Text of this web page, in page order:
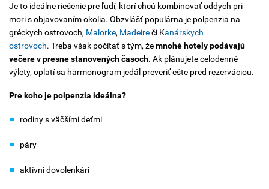
Je to ideálne riešenie pre ľudí, ktorí chcú kombinovať oddych pri
mori s objavovaním okolia. Obzvlášť populárna je polpenzia na
gréckych ostrovoch, Malorke, Madeireči Kanárskych
ostrovoch. Treba však počítať s tým, žemnohé hotely podávajú
večere v presne stanovených časoch. Ak plánujete celodenné
výlety, oplatí sa harmonogram jedál preveriť ešte pred rezerváciou.
Pre koho je polpenzia ideálna?
rodiny s väčšími deťmi
páry
aktívni dovolenkári